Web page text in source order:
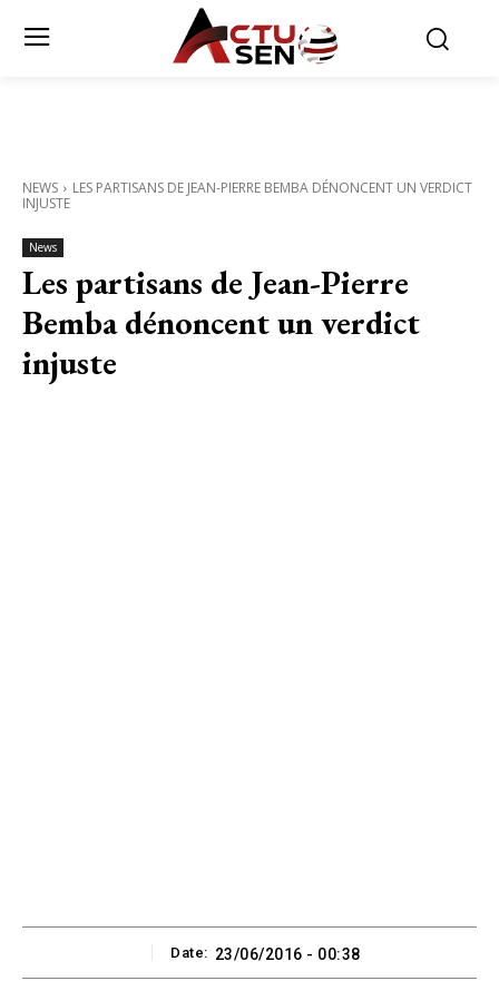
NEWS
LES PARTISANS DE JEAN-PIERRE BEMBA DÉNONCENT UN VERDICT
INJUSTE
News
Les partisans de Jean-Pierre
Bemba dénoncent un verdict
injuste
Date: 23/06/2016 - 00:38